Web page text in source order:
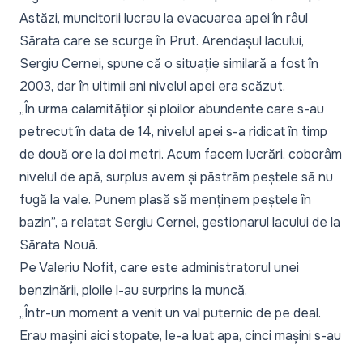
Astăzi, muncitorii lucrau la evacuarea apei în râul
Sărata care se scurge în Prut. Arendașul lacului,
Sergiu Cernei, spune că o situație similară a fost în
2003, dar în ultimii ani nivelul apei era scăzut.
„În urma calamităților și ploilor abundente care s-au
petrecut în data de 14, nivelul apei s-a ridicat în timp
de două ore la doi metri. Acum facem lucrări, coborâm
nivelul de apă, surplus avem și păstrăm peștele să nu
fugă la vale. Punem plasă să menținem peștele în
bazin”, a relatat Sergiu Cernei, gestionarul lacului de la
Sărata Nouă.
Pe Valeriu Nofit, care este administratorul unei
benzinării, ploile l-au surprins la muncă.
„Într-un moment a venit un val puternic de pe deal.
Erau mașini aici stopate, le-a luat apa, cinci mașini s-au